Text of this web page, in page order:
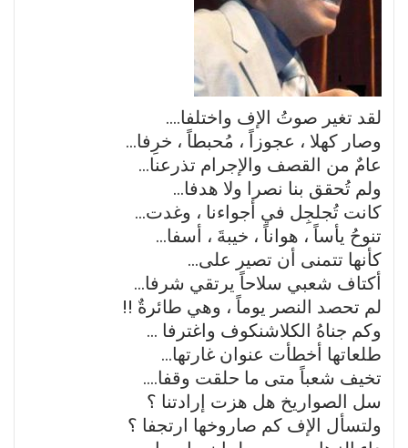
لقد تغير صوتُ اﻹف واختلفا….
وصار كهلا ، عجوزاً ، مُحبطاً ، خرِفا…
عامٌ من القصف واﻹجرام تذرعنا…
ولم تُحقق بنا نصرا وﻻ هدفا…
كانت تُجلجِل في أجواءنا ، وغدت…
تنوحُ يأساً ، هواناً ، خيبةَ ، أسفا…
كأنها تتمنى أن تصير على…
أكتاف شعبي سلاحاً يرتقي شرفا…
لم تحصد النصر يوماً ، وهي طائرةٌ !!
وكم جناهُ الكلاشنكوف واغترفا …
طلعاتها أخطأت عنوان غارتها…
تخيف شعباً متى ما حلقت وقفا….
سل الصواريخ هل هزت إرادتنا ؟
ولتسأل اﻹف كم صاروخها ارتجفا ؟